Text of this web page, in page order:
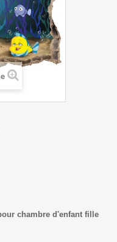
chambre d'enfant fille